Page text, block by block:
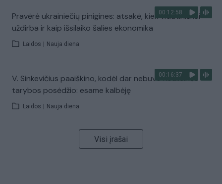
00:12:58
Pravėrė ukrainiečių pinigines: atsakė, kiek vidutiniškai
uždirba ir kaip išsilaiko šalies ekonomika
Laidos Nauja diena
00:16:37
V. Sinkevičius paaiškino, kodėl dar nebuvo Koalicinės
tarybos posėdžio: esame kalbėję
Laidos Nauja diena
Visi įrašai